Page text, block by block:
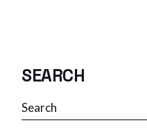
SEARCH
Search